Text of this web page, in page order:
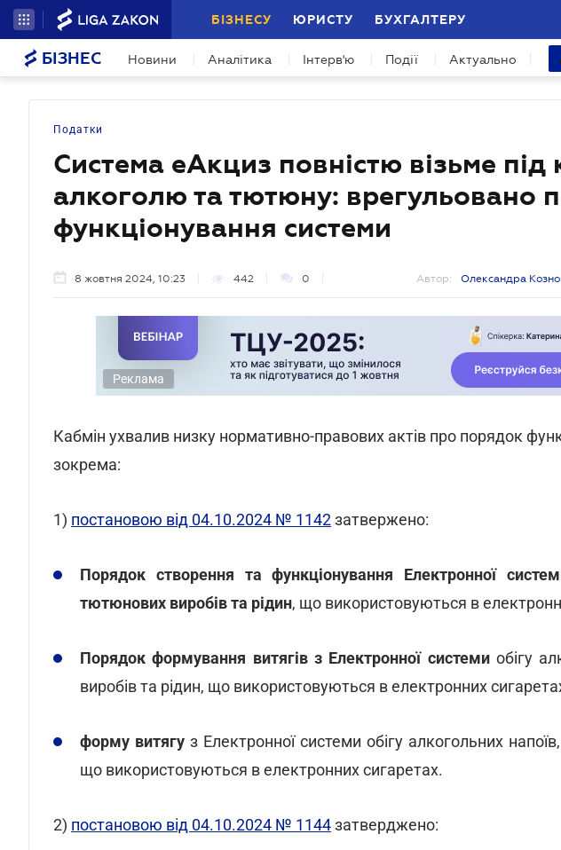
БІЗНЕСУ ЮРИСТУ БУХГАЛТЕРУ
БІЗНЕС Новини Аналітика Інтерв'ю Події Актуально
Податки
Система еАкциз повністю візьме під
алкоголю та тютюну: врегульовано
функціонування системи
8 жовтня 2024, 10:23 442 0 Автор: Олександра
Реклама
Кабмін ухвалив низку нормативно-правових актів про порядок
зокрема:
1) постановою від 04.10.2024 № 1142затвержено:
Порядок створення та функціонування Електронної
тютюнових виробів та рідин, що використовуються в
Порядок формування витягів з Електронної системиобігу
виробів та рідин, що використовуються в електронних
форму витягу з Електронної системи обігу алкогольних
що використовуються в електронних сигаретах.
2) постановою від 04.10.2024 № 1144затверджено: